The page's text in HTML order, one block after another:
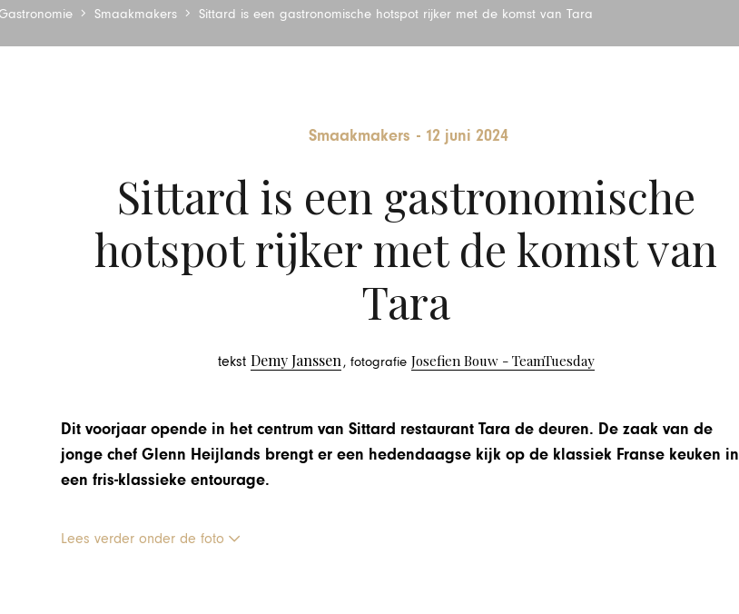
Smaakmakers Sittard is een gastronomische hotspot rijker met de komst van Tara
Smaakmakers - 12 juni 2024
Sittard is een gastronomische
hotspot rijker met de komst van
Tara
tekst Demy Janssen, fotografie Josefien Bouw - TeamTuesday
Dit voorjaar opende in het centrum van Sittard restaurant Tara de deuren. De zaak van de
jonge chef Glenn Heijlands brengt er een hedendaagse kijk op de klassiek Franse keuken in
een fris-klassieke entourage.
Lees verder onder de foto